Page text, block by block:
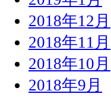
2018年12月
2018年11月
2018年10月
2018年9月